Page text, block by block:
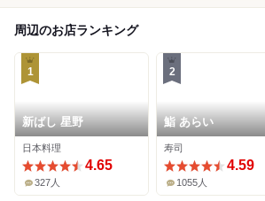
周辺のお店ランキング
1
新ばし 星野
日本料理
4.65
327人
2
鮨 あらい
寿司
4.59
1055人